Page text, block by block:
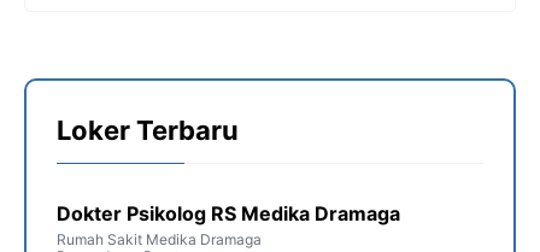
Loker Terbaru
Dokter Psikolog RS Medika Dramaga
Rumah Sakit Medika Dramaga